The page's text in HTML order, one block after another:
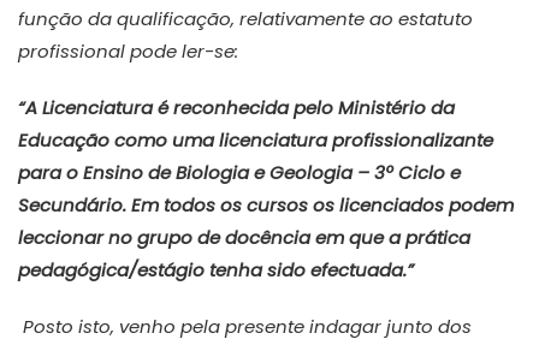
função da qualificação, relativamente ao estatuto
profissional pode ler-se:
“A Licenciatura é reconhecida pelo Ministério da
Educação como uma licenciatura profissionalizante
para o Ensino de Biologia e Geologia – 3º Ciclo e
Secundário. Em todos os cursos os licenciados podem
leccionar no grupo de docência em que a prática
pedagógica/estágio tenha sido efectuada.”
Posto isto, venho pela presente indagar junto dos